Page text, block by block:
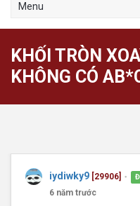
Menu
KHỐI TRÒN
KHÔNG CÓ
iydiwky9 [29906] ●
6 năm trước